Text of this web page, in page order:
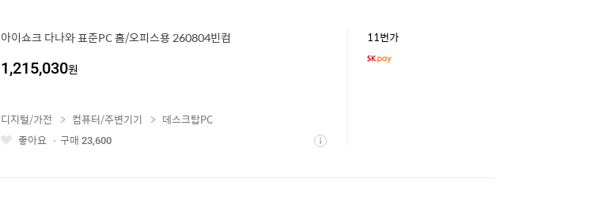
아이쇼크 다나와 표준PC 홈/오피스용 260804빈컴
1,215,030원
11번가
좋 상
디지털/가전 컴퓨터/주변기기
데스크탑PC
좋아요
구매 23,600